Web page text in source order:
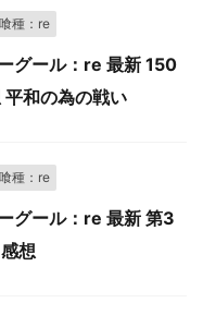
種：re
グール：re 最新 150
和の為の戦い
種：re
グール：re 最新 第3
想